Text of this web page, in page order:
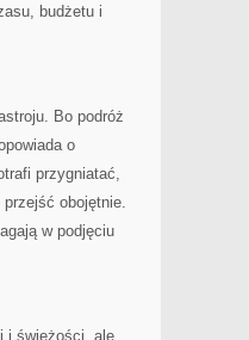
budżetu i
Bo podróż
o
przygniatać,
obojętnie.
w podjęciu
i świeżości, ale